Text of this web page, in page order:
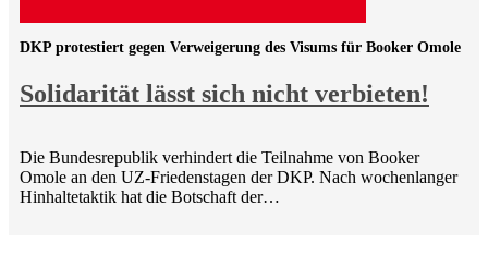
Solidarität lässt sich nicht verbieten!
DKP protestiert gegen Verweigerung des Visums für Booker Omole
Die Bundesrepublik verhindert die Teilnahme von Booker
Omole an den UZ-Friedenstagen der DKP. Nach wochenlanger
Hinhaltetaktik hat die Botschaft der…